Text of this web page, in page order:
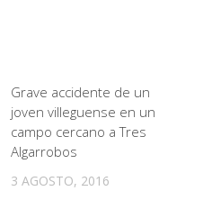
Grave accidente de un
joven villeguense en un
campo cercano a Tres
Algarrobos
3 AGOSTO, 2016